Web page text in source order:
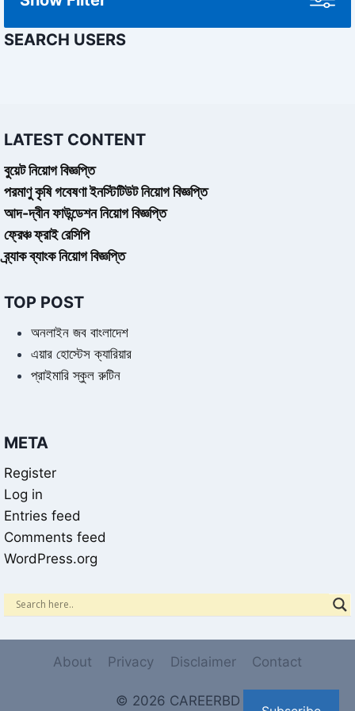
SEARCH USERS
LATEST CONTENT
বুয়েট নিয়োগ বিজ্ঞপ্তি
পরমাণু কৃষি গবেষণা ইনস্টিটিউট নিয়োগ বিজ্ঞপ্তি
আদ-দ্বীন ফাউন্ডেশন নিয়োগ বিজ্ঞপ্তি
ফ্রেঞ্চ ফ্রাই রেসিপি
ব্র্যাক ব্যাংক নিয়োগ বিজ্ঞপ্তি
TOP POST
অনলাইন জব বাংলাদেশ
এয়ার হোস্টেস ক্যারিয়ার
প্রাইমারি স্কুল রুটিন
META
Register
Log in
Entries feed
Comments feed
WordPress.org
About Privacy Disclaimer Contact
© 2026 CAREERBD